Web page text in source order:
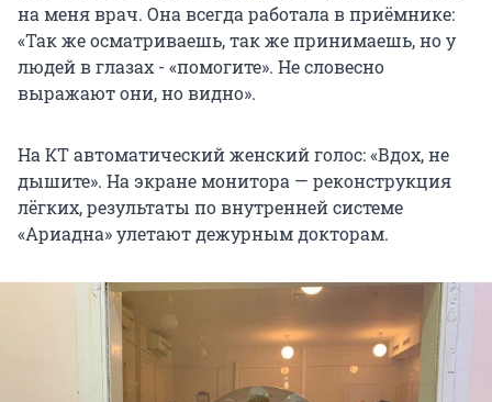
на меня врач. Она всегда работала в приёмнике:
«Так же осматриваешь, так же принимаешь, но у
людей в глазах - «помогите». Не словесно
выражают они, но видно».
На КТ автоматический женский голос: «Вдох, не
дышите». На экране монитора — реконструкция
лёгких, результаты по внутренней системе
«Ариадна» улетают дежурным докторам.